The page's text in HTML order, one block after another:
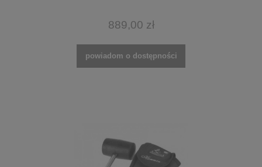
889,00 zł
powiadom o dostępności